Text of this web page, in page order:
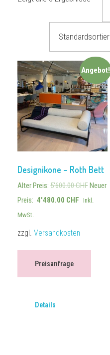
Angebot!
Designikone – Roth Bett
Alter Preis: 5'600.00CHFNeuer
Preis: 4'480.00 CHF Inkl.
MwSt.
zzgl. Versandkosten
Preisanfrage
Details